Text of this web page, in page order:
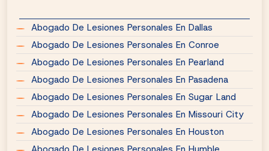
Abogado De Lesiones Personales En Dallas
Abogado De Lesiones Personales En Conroe
Abogado De Lesiones Personales En Pearland
Abogado De Lesiones Personales En Pasadena
Abogado De Lesiones Personales En Sugar Land
Abogado De Lesiones Personales En Missouri City
Abogado De Lesiones Personales En Houston